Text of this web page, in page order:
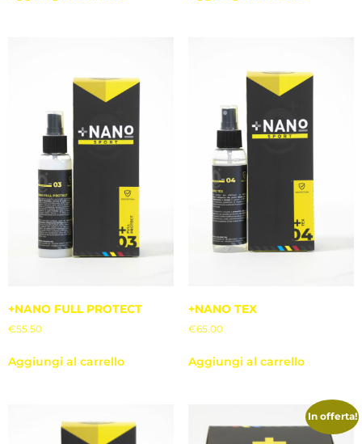
+NANO FULL PROTECT
€55.50
Aggiungi al carrello
+NANO TEX
€65.00
Aggiungi al carrello
In offerta!